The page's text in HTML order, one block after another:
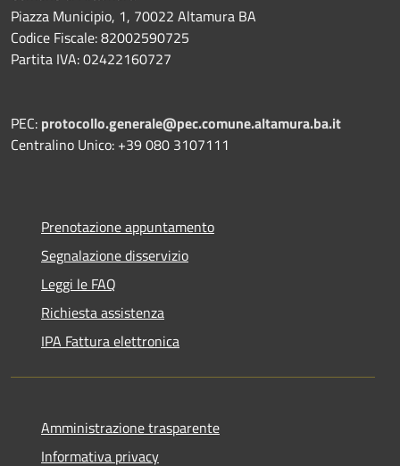
Piazza Municipio, 1, 70022 Altamura BA
Codice Fiscale: 82002590725
Partita IVA: 02422160727
PEC: protocollo.generale@pec.comune.altamura.ba.it
Centralino Unico: +39 080 3107111
Prenotazione appuntamento
Segnalazione disservizio
Leggi le FAQ
Richiesta assistenza
IPA Fattura elettronica
Amministrazione trasparente
Informativa privacy